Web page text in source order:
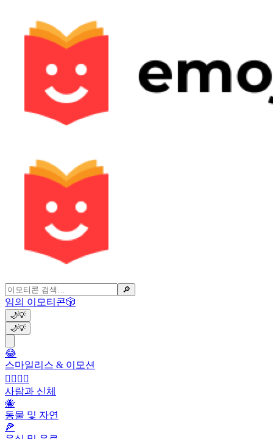
🔎
임의 이모티콘🎲
🌙💡
🌙💡
😂
스마일리스 & 이모션
👩‍❤️‍💋‍👨
사람과 신체
🐝
동물 및 자연
🍕